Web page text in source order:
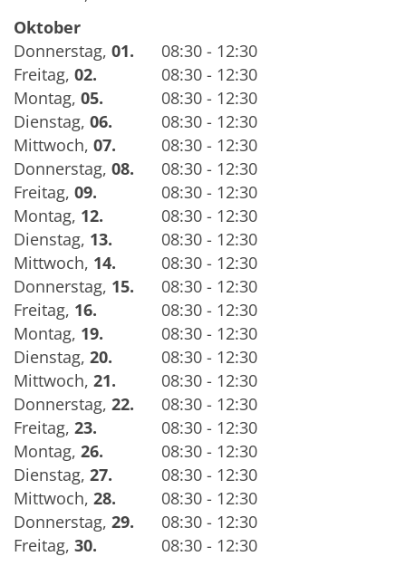
Oktober
Donnerstag, 01.
08:30 - 12:30
Freitag, 02.
08:30 - 12:30
Montag, 05.
08:30 - 12:30
Dienstag, 06.
08:30 - 12:30
Mittwoch, 07.
08:30 - 12:30
Donnerstag, 08.
08:30 - 12:30
Freitag, 09.
08:30 - 12:30
Montag, 12.
08:30 - 12:30
Dienstag, 13.
08:30 - 12:30
Mittwoch, 14.
08:30 - 12:30
Donnerstag, 15.
08:30 - 12:30
Freitag, 16.
08:30 - 12:30
Montag, 19.
08:30 - 12:30
Dienstag, 20.
08:30 - 12:30
Mittwoch, 21.
08:30 - 12:30
Donnerstag, 22.
08:30 - 12:30
Freitag, 23.
08:30 - 12:30
Montag, 26.
08:30 - 12:30
Dienstag, 27.
08:30 - 12:30
Mittwoch, 28.
08:30 - 12:30
Donnerstag, 29.
08:30 - 12:30
Freitag, 30.
08:30 - 12:30